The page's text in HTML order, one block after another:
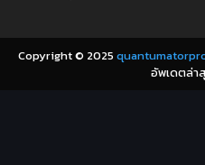
Coming-of-Age ก้าวผ่านวั
Copyright © 2025
อัพเดตล่า